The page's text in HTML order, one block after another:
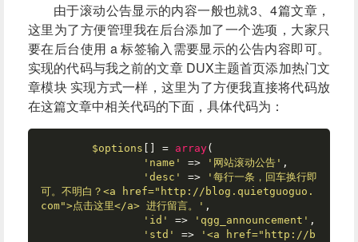
由于滚动公告显示的内容一般也就3、4篇文章，
这里为了方便管理我在后台添加了一个选项，大家只
要在后台使用 a 标签输入需要显示的公告内容即可。
实现的代码与我之前的文章 DUX主题首页添加热门文
章模块实现方式一样，这里为了方便我直接将代码放
在这篇文章中相关代码的下面，具体代码为：
$options [] = array(
'name'
=> '网站滚动公告' ,
'desc'
=>
'每行一条，回车换行即
可。不明白？<a href="http://blog.quietguoguo.
com">点击这里</a> 进行留言。' ,
'id'
=> 'qgg_announcement' ,
'std'
=>
'<a href="http://b